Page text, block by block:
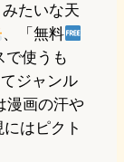
みたいな天
、「無料
で使うも
ジャンル
漫画の汗や
はピクト